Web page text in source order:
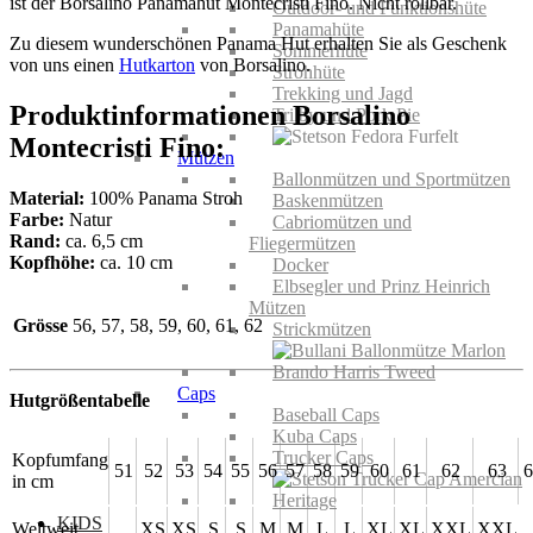
Outdoor- und Funktionshüte
Panamahüte
Sommerhüte
Strohhüte
Trekking und Jagd
Trilby und Pork Pie
Mützen
Ballonmützen und Sportmützen
Baskenmützen
Cabriomützen und
Fliegermützen
Docker
Elbsegler und Prinz Heinrich
Mützen
Strickmützen
Caps
Baseball Caps
Kuba Caps
Trucker Caps
KIDS
Zu diesem wunderschönen Panama Hut erhalten Sie als Geschenk
von uns einen Hutkarton von Borsalino.
Produktinformationen Borsalino
Montecristi Fino:
Material: 100% Panama Stroh
Farbe: Natur
Rand: ca. 6,5 cm
Kopfhöhe: ca. 10 cm
Grösse 56, 57, 58, 59, 60, 61, 62
Hutgrößentabelle
Kopfumfang
in cm
51 52 53 54 55 56 57 58 59 60 61 62 63
Weltweit XS XS S S M M L L XL XL XXL XXL